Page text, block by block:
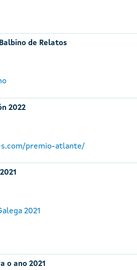
de Relatos
2022
premio-atlante/
2021
o ano 2021